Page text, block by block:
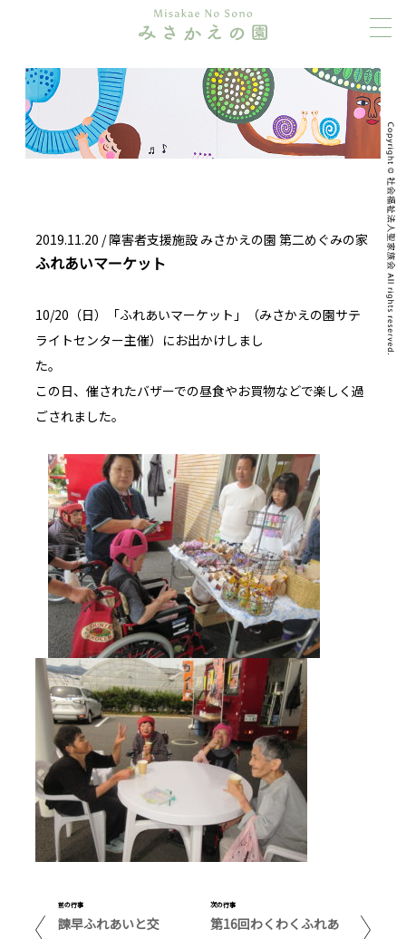
2019.11.20 /障害者支援施設 みさかえの園 第二めぐみの家
ふれあいマーケット
10/20（日）「ふれあいマーケット」（みさかえの園サテ
ライトセンター主催）にお出かけしまし
た。
この日、催されたバザーでの昼食やお買物などで楽しく過
ごされました。
前の行事
諫早ふれあいと交
次の行事
第16回わくわくふれあ